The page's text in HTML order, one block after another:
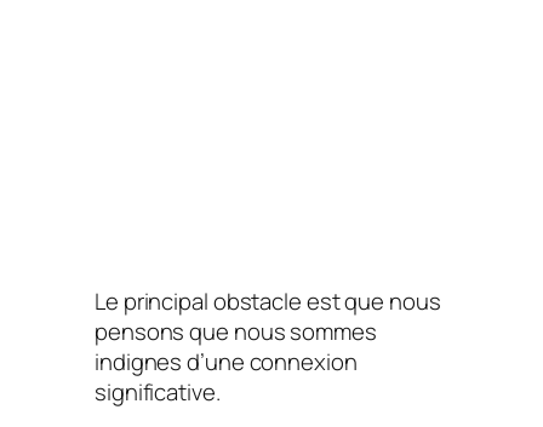
Le principal obstacle est que nous
pensons que nous sommes
indignes d’une connexion
significative.